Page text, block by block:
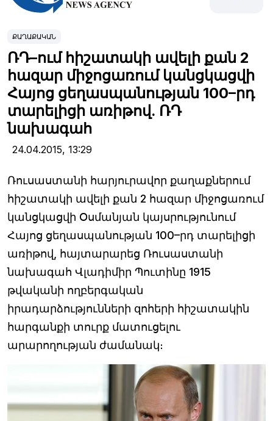
ՔԱՂԱՔԱԿԱՆ
ՌԴ–ում հիշատակի ավելի քան 2
հազար միջոցառում կանցկացվի
Հայոց ցեղասպանության 100–րդ
տարելիցի առիթով. ՌԴ
նախագահ
24.04.2015, 13:29
Ռուսաստանի հարյուրավոր քաղաքներում
հիշատակի ավելի քան 2 հազար միջոցառում
կանցկացվի Օսմանյան կայսրությունում
Հայոց ցեղասպանության 100–րդ տարելիցի
առիթով, հայտարարեց Ռուսաստանի
նախագահ Վլադիմիր Պուտինը 1915
թվականի ողբերգական
իրադարձությունների զոհերի հիշատակին
հարգանքի տուրք մատուցելու
արարողության ժամանակ։